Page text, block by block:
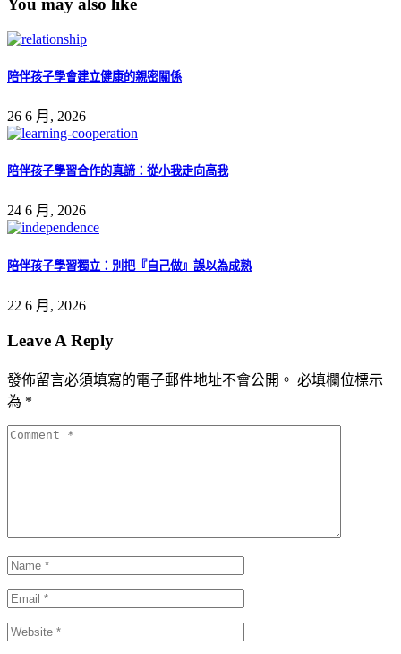
You may also like
陪伴孩子學會建立健康的親密關係
26 6 月, 2026
陪伴孩子學習合作的真諦：從小我走向高我
24 6 月, 2026
陪伴孩子學習獨立：別把『自己做』誤以為成熟
22 6 月, 2026
Leave A Reply
發佈留言必須填寫的電子郵件地址不會公開。 必填欄位標示
為 *